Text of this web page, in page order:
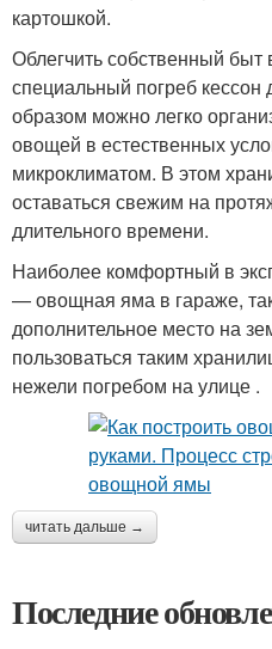
картошкой.
Облегчить собственный быт
специальный погреб
образом можно легко
овощей в естественных
микроклиматом. В этом
оставаться свежим на
длительного времени.
Наиболее комфортный в
— овощная яма в гараже,
дополнительное место на
пользоваться таким
нежели погребом на улице .
читать дальше →
Последние